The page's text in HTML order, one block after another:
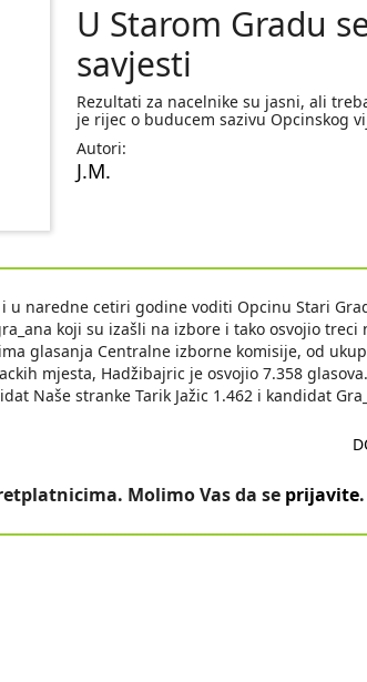
U Starom Gradu
savjesti
Rezultati za nacelnike su jasni, ali
je rijec o buducem sazivu Opcinskog
Autori:
J.M.
u naredne cetiri godine voditi Opcinu Stari
koji su izašli na izbore i tako osvojio treci
glasanja Centralne izborne komisije, od
mjesta, Hadžibajric je osvojio 7.358
Naše stranke Tarik Jažic 1.462 i kandidat
Molimo Vas da se prijavite.